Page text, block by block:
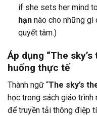
if she sets her mind
hạnnào cho những gì
quyết tâm.)
Áp dụng “The
huống thực tế
Thành ngữ “The sky’s
học trong sách giáo
để truyền tải thông điệp